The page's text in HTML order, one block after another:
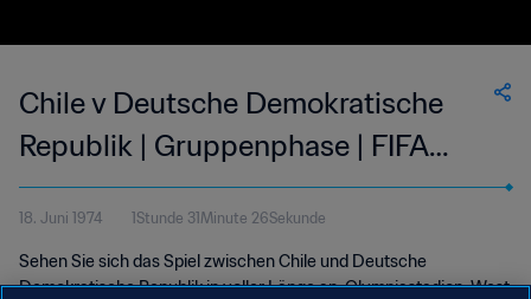
Chile v Deutsche Demokratische
Republik | Gruppenphase | FIFA
Fussball-Weltmeisterschaft
Deutschland 1974™ | Spiel in voller
Länge
18. Juni 1974 1Stunde 31Minute 26Sekunde
Sehen Sie sich das Spiel zwischen Chile und Deutsche
Demokratische Republik in voller Länge an. Olympiastadion, West